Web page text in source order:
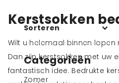
Sorteren
Categorieën
Zomer
Kerstsokken
Wilt u helemaal binnen
Dan zijn kerstsokken met uw
fantastisch idee. Bedrukte